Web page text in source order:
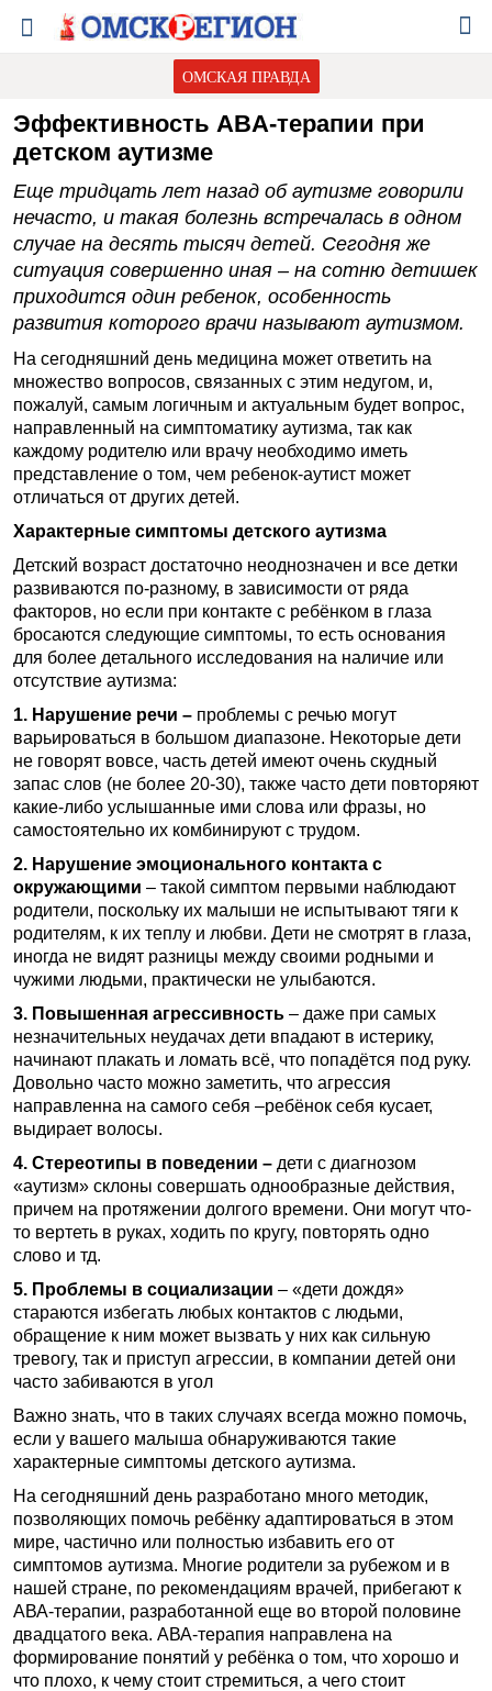
ОМСКАЯ ПРАВДА
Эффективность ABA-терапии при
детском аутизме
Еще тридцать лет назад об аутизме говорили
нечасто, и такая болезнь встречалась в одном
случае на десять тысяч детей. Сегодня же
ситуация совершенно иная – на сотню детишек
приходится один ребенок, особенность
развития которого врачи называют аутизмом.
На сегодняшний день медицина может ответить на
множество вопросов, связанных с этим недугом, и,
пожалуй, самым логичным и актуальным будет вопрос,
направленный на симптоматику аутизма, так как
каждому родителю или врачу необходимо иметь
представление о том, чем ребенок-аутист может
отличаться от других детей.
Характерные симптомы детского аутизма
Детский возраст достаточно неоднозначен и все детки
развиваются по-разному, в зависимости от ряда
факторов, но если при контакте с ребёнком в глаза
бросаются следующие симптомы, то есть основания
для более детального исследования на наличие или
отсутствие аутизма:
1. Нарушение речи – проблемы с речью могут
варьироваться в большом диапазоне. Некоторые дети
не говорят вовсе, часть детей имеют очень скудный
запас слов (не более 20-30), также часто дети повторяют
какие-либо услышанные ими слова или фразы, но
самостоятельно их комбинируют с трудом.
2. Нарушение эмоционального контакта с
окружающими – такой симптом первыми наблюдают
родители, поскольку их малыши не испытывают тяги к
родителям, к их теплу и любви. Дети не смотрят в глаза,
иногда не видят разницы между своими родными и
чужими людьми, практически не улыбаются.
3. Повышенная агрессивность – даже при самых
незначительных неудачах дети впадают в истерику,
начинают плакать и ломать всё, что попадётся под руку.
Довольно часто можно заметить, что агрессия
направленна на самого себя –ребёнок себя кусает,
выдирает волосы.
4. Стереотипы в поведении – дети с диагнозом
«аутизм» склоны совершать однообразные действия,
причем на протяжении долгого времени. Они могут что-
то вертеть в руках, ходить по кругу, повторять одно
слово и тд.
5. Проблемы в социализации – «дети дождя»
стараются избегать любых контактов с людьми,
обращение к ним может вызвать у них как сильную
тревогу, так и приступ агрессии, в компании детей они
часто забиваются в угол
Важно знать, что в таких случаях всегда можно помочь,
если у вашего малыша обнаруживаются такие
характерные симптомы детского аутизма.
На сегодняшний день разработано много методик,
позволяющих помочь ребёнку адаптироваться в этом
мире, частично или полностью избавить его от
симптомов аутизма. Многие родители за рубежом и в
нашей стране, по рекомендациям врачей, прибегают к
АВА-терапии, разработанной еще во второй половине
двадцатого века. АВА-терапия направлена на
формирование понятий у ребёнка о том, что хорошо и
что плохо, к чему стоит стремиться, а чего стоит